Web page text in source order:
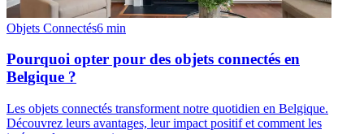
Objets Connectés6 min
Pourquoi opter pour des objets connectés en
Belgique ?
Les objets connectés transforment notre quotidien en Belgique.
Découvrez leurs avantages, leur impact positif et comment les